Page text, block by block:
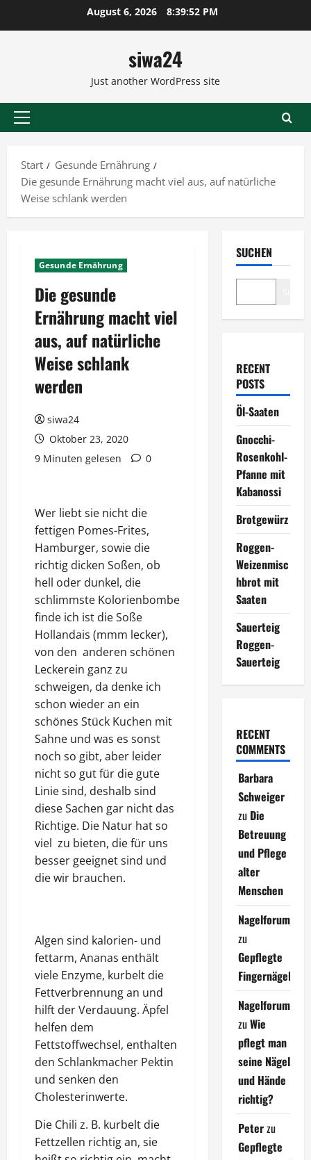
August 6, 2026 8:39:53 PM
siwa24
Just another WordPress site
Primäres
Start
Gesunde Ernährung
Die gesunde Ernährung macht viel aus, auf natürliche
Weise schlank werden
Gesunde Ernährung
Die gesunde
Ernährung macht viel
aus, auf natürliche
Weise schlank
werden
siwa24
Oktober 23, 2020
9 Minuten gelesen
0
Wer liebt sie nicht die
fettigen Pomes-Frites,
Hamburger, sowie die
richtig dicken Soßen, ob
hell oder dunkel, die
schlimmste Kolorienbombe
finde ich ist die Soße
Hollandais (mmm lecker),
von den anderen schönen
Leckerein ganz zu
schweigen, da denke ich
schon wieder an ein
schönes Stück Kuchen mit
Sahne und was es sonst
noch so gibt, aber leider
nicht so gut für die gute
Linie sind, deshalb sind
diese Sachen gar nicht das
Richtige. Die Natur hat so
viel zu bieten, die für uns
besser geeignet sind und
die wir brauchen.
Algen sind kalorien- und
fettarm, Ananas enthält
viele Enzyme, kurbelt die
Fettverbrennung an und
hilft der Verdauung. Äpfel
helfen dem
Fettstoffwechsel, enthalten
den Schlankmacher Pektin
und senken den
Cholesterinwerte.
Die Chili z. B. kurbelt die
Fettzellen richtig an, sie
SUCHEN
RECENT
POSTS
Öl-Saaten
Gnocchi-
Rosenkohl-
Pfanne mit
Kabanossi
Brotgewürz
Roggen-
Weizenmisc
hbrot mit
Saaten
Sauerteig
Roggen-
Sauerteig
RECENT
COMMENTS
Barbara
Schweiger
zu Die
Betreuung
und Pflege
alter
Menschen
Nagelforum
zu
Gepflegte
Fingernägel
Nagelforum
zuWie
pflegt man
seine Nägel
und Hände
richtig?
Peterzu
Gepflegte